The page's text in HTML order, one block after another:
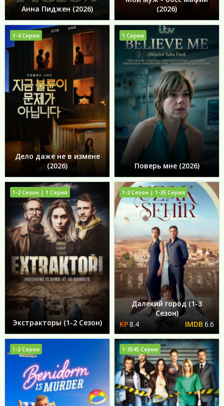
Анна Пиджен (2026)
(2026)
Дело даже не в измене
(2026)
1-4 Серия
Поверь мне (2026)
1 Серия
Экстракторы (1-2 Сезон)
1-2 Сезон | 1 Серия
Далекий город (1-3
Сезон)
8.4
6.6
1-2 Сезон | 1-35 Серия
1-2 Серия 1-3545 Серия